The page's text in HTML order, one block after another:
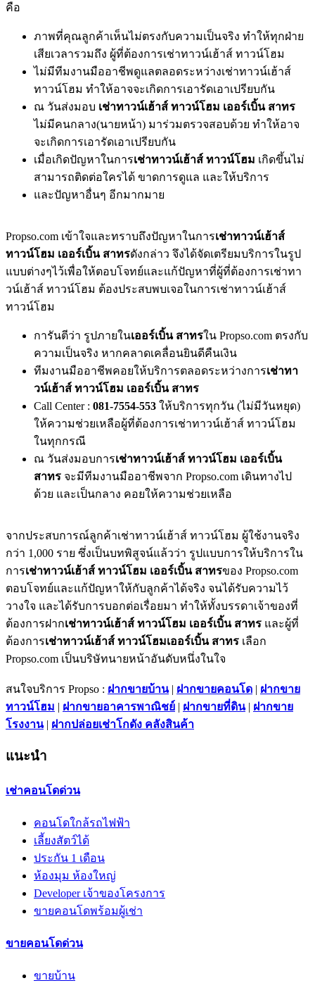
คือ
ภาพที่คุณลูกค้าเห็นไม่ตรงกับความเป็นจริง ทำให้ทุกฝ่าย
เสียเวลารวมถึง ผู้ที่ต้องการเช่าทาวน์เฮ้าส์ ทาวน์โฮม
ไม่มีทีมงานมืออาชีพดูแลตลอดระหว่างเช่าทาวน์เฮ้าส์
ทาวน์โฮม ทำให้อาจจะเกิดการเอารัดเอาเปรียบกัน
ณ วันส่งมอบ เช่าทาวน์เฮ้าส์ ทาวน์โฮม เออร์เบิ้น สาทร
ไม่มีคนกลาง(นายหน้า) มาร่วมตรวจสอบด้วย ทำให้อาจ
จะเกิดการเอารัดเอาเปรียบกัน
เมื่อเกิดปัญหาในการเช่าทาวน์เฮ้าส์ ทาวน์โฮม เกิดขึ้นไม่
สามารถติดต่อใครได้ ขาดการดูแล และให้บริการ
และปัญหาอื่นๆ อีกมากมาย
Propso.com เข้าใจและทราบถึงปัญหาในการเช่าทาวน์เฮ้าส์
ทาวน์โฮม เออร์เบิ้น สาทรดังกล่าว จึงได้จัดเตรียมบริการในรูป
แบบต่างๆไว้เพื่อให้ตอบโจทย์และแก้ปัญหาที่ผู้ที่ต้องการเช่าทา
วน์เฮ้าส์ ทาวน์โฮม ต้องประสบพบเจอในการเช่าทาวน์เฮ้าส์
ทาวน์โฮม
การันตีว่า รูปภายในเออร์เบิ้น สาทรใน Propso.com ตรงกับ
ความเป็นจริง หากคลาดเคลื่อนยินดีคืนเงิน
ทีมงานมืออาชีพคอยให้บริการตลอดระหว่างการเช่าทา
วน์เฮ้าส์ ทาวน์โฮม เออร์เบิ้น สาทร
Call Center : 081-7554-553 ให้บริการทุกวัน (ไม่มีวันหยุด)
ให้ความช่วยเหลือผู้ที่ต้องการเช่าทาวน์เฮ้าส์ ทาวน์โฮม
ในทุกกรณี
ณ วันส่งมอบการเช่าทาวน์เฮ้าส์ ทาวน์โฮม เออร์เบิ้น
สาทร จะมีทีมงานมืออาชีพจาก Propso.com เดินทางไป
ด้วย และเป็นกลาง คอยให้ความช่วยเหลือ
จากประสบการณ์ลูกค้าเช่าทาวน์เฮ้าส์ ทาวน์โฮม ผู้ใช้งานจริง
กว่า 1,000 ราย ซึ่งเป็นบทพิสูจน์แล้วว่า รูปแบบการให้บริการใน
การเช่าทาวน์เฮ้าส์ ทาวน์โฮม เออร์เบิ้น สาทรของ Propso.com
ตอบโจทย์และแก้ปัญหาให้กับลูกค้าได้จริง จนได้รับความไว้
วางใจ และได้รับการบอกต่อเรื่อยมา ทำให้ทั้งบรรดาเจ้าของที่
ต้องการฝากเช่าทาวน์เฮ้าส์ ทาวน์โฮม เออร์เบิ้น สาทร และผู้ที่
ต้องการเช่าทาวน์เฮ้าส์ ทาวน์โฮมเออร์เบิ้น สาทร เลือก
Propso.com เป็นบริษัทนายหน้าอันดับหนึ่งในใจ
สนใจบริการ Propso : ฝากขายบ้าน| ฝากขายคอนโด | ฝากขาย
ทาวน์โฮม | ฝากขายอาคารพาณิชย์ | ฝากขายที่ดิน| ฝากขาย
โรงงาน| ฝากปล่อยเช่าโกดัง คลังสินค้า
แนะนำ
เช่าคอนโดด่วน
คอนโดใกล้รถไฟฟ้า
เลี้ยงสัตว์ได้
ประกัน 1 เดือน
ห้องมุม ห้องใหญ่
Developer เจ้าของโครงการ
ขายคอนโดพร้อมผู้เช่า
ขายคอนโดด่วน
ขายบ้าน